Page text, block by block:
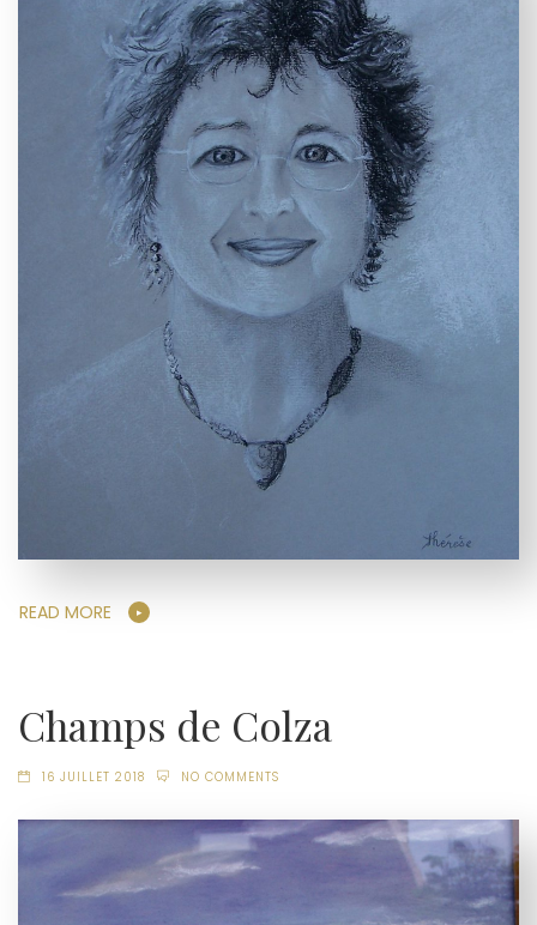
READ MORE
Champs de Colza
16 JUILLET 2018 NO COMMENTS